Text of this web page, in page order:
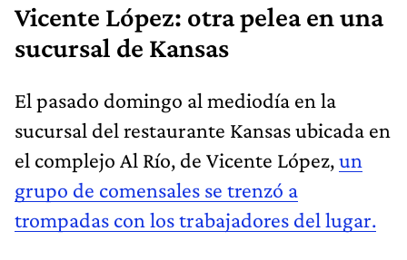
Vicente López: otra pelea en una
sucursal de Kansas
El pasado domingo al mediodía en la
sucursal del restaurante Kansas ubicada en
el complejo Al Río, de Vicente López,un
grupo de comensales se trenzó a
trompadas con los trabajadores del lugar.